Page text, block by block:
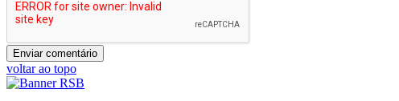
voltar ao topo